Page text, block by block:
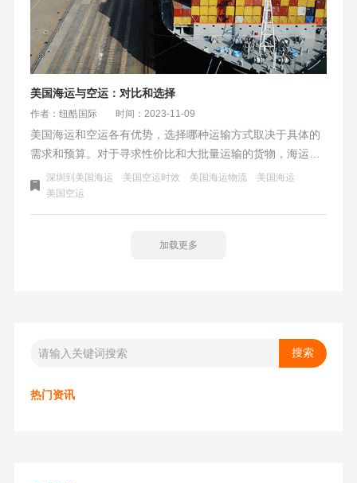
美国海运与空运：对比和选择
作者：纽酷国际 时间：2023-11-09
美国海运和空运各有优势，选择哪种运输方式取决于具体的
需求和预算。对于寻求性价比和大批量运输的货物，海运是
不二之选；而对于急需、体积小或是高价值的货物，空运是
不错的选择。
深圳到美国海运 美国空运时效 美国海运物流
美国海运
美国空运
加载更多
热门资讯